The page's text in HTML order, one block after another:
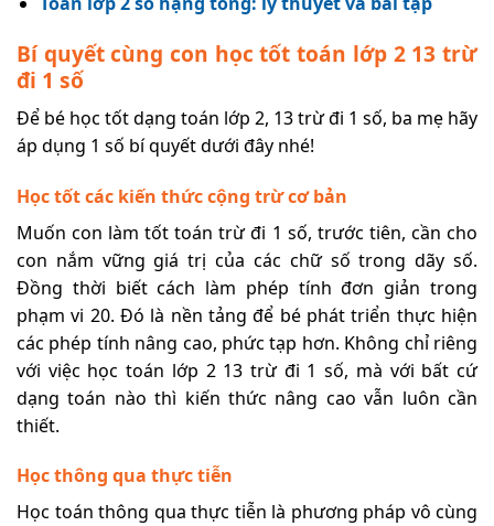
Bí quyết cùng con học tốt toán lớp 2 13 trừ
đi 1 số
Để bé học tốt dạng toán lớp 2, 13 trừ đi 1 số, ba mẹ hãy
áp dụng 1 số bí quyết dưới đây nhé!
Học tốt các kiến thức cộng trừ cơ bản
Muốn con làm tốt toán trừ đi 1 số, trước tiên, cần cho
con nắm vững giá trị của các chữ số trong dãy số.
Đồng thời biết cách làm phép tính đơn giản trong
phạm vi 20. Đó là nền tảng để bé phát triển thực hiện
các phép tính nâng cao, phức tạp hơn. Không chỉ riêng
với việc học toán lớp 2 13 trừ đi 1 số, mà với bất cứ
dạng toán nào thì kiến thức nâng cao vẫn luôn cần
thiết.
Học thông qua thực tiễn
Học toán thông qua thực tiễn là phương pháp vô cùng